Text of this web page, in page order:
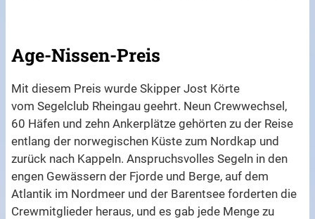
Age-Nissen-Preis
Mit diesem Preis wurde Skipper Jost Körte
vom Segelclub Rheingau geehrt. Neun Crewwechsel,
60 Häfen und zehn Ankerplätze gehörten zu der Reise
entlang der norwegischen Küste zum Nordkap und
zurück nach Kappeln. Anspruchsvolles Segeln in den
engen Gewässern der Fjorde und Berge, auf dem
Atlantik im Nordmeer und der Barentsee forderten die
Crewmitglieder heraus, und es gab jede Menge zu